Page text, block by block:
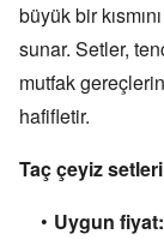
büyük bir
sunar. Setler,
mutfak
hafifletir.
Taç çeyiz
Uygun fiyat: